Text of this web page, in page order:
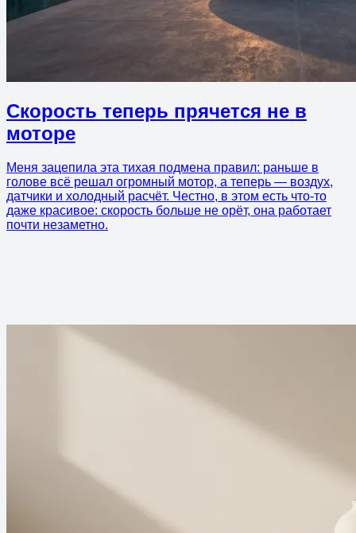
Скорость теперь прячется не в
моторе
Меня зацепила эта тихая подмена правил: раньше в
голове всё решал огромный мотор, а теперь — воздух,
датчики и холодный расчёт. Честно, в этом есть что-то
даже красивое: скорость больше не орёт, она работает
почти незаметно.